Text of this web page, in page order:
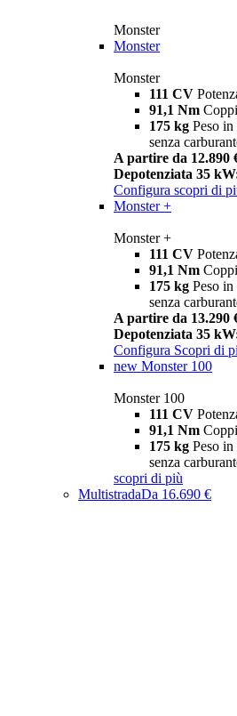
Monster
Monster
Monster
111 CV
91,1 Nm
175 kg Peso
senza
A partire da 12.890
Depotenziata 35
Configura scopri di
Monster +
Monster +
111 CV
91,1 Nm
175 kg Peso
senza
A partire da 13.290
Depotenziata 35
Configura Scopri di
new Monster 100
Monster 100
111 CV
91,1 Nm
175 kg Peso
senza
scopri di più
MultistradaDa 16.690 €